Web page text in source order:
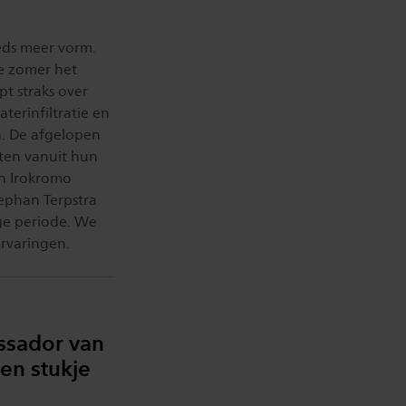
meer vorm.
zomer het
straks over
en
De afgelopen
vanuit hun
Irokromo
Terpstra
periode. We
van
stukje